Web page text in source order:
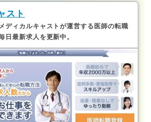
スト
ディカルキャストが運営する医師の転職
日最新求人を更新中。